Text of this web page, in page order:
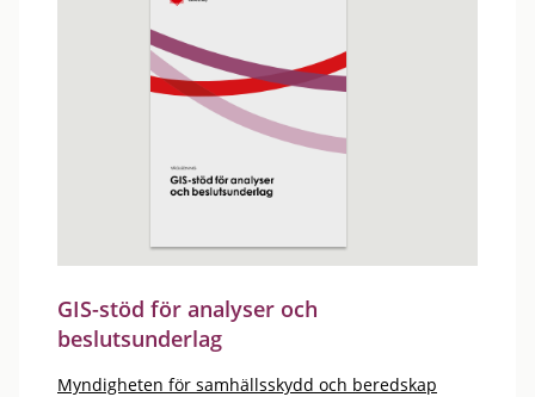
GIS-stöd för analyser och
beslutsunderlag
Myndigheten för samhällsskydd och beredskap